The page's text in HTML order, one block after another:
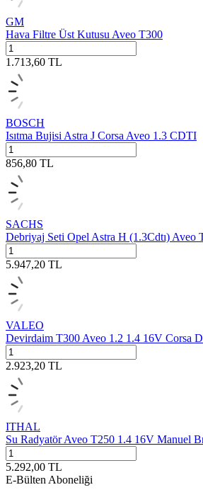
GM
Hava Filtre Üst Kutusu Aveo T300
1.713,60 TL
BOSCH
Isıtma Bujisi Astra J Corsa Aveo 1.3 CDTI
856,80 TL
SACHS
Debriyaj Seti Opel Astra H (1.3Cdtı) Aveo
5.947,20 TL
VALEO
Devirdaim T300 Aveo 1.2 1.4 16V Corsa
2.923,20 TL
ITHAL
Su Radyatör Aveo T250 1.4 16V Manuel
5.292,00 TL
E-Bülten Aboneliği